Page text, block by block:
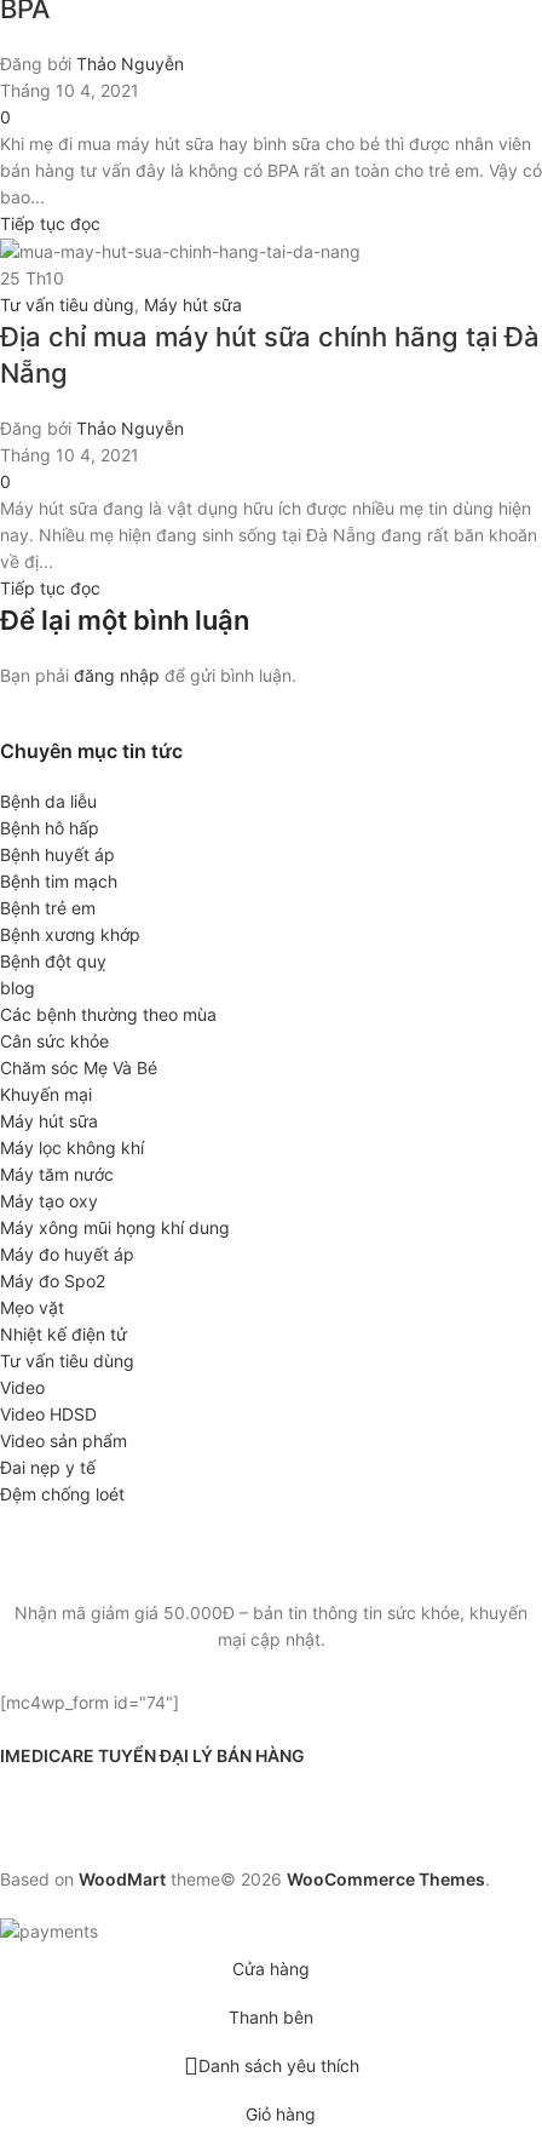
BPA
Đăng bởi Thảo Nguyễn
Tháng 10 4, 2021
0
Khi mẹ đi mua máy hút sữa hay bình sữa cho bé thì được nhân viên
bán hàng tư vấn đây là không có BPA rất an toàn cho trẻ em. Vậy có
bao...
Tiếp tục đọc
25 Th10
Tư vấn tiêu dùng, Máy hút sữa
Địa chỉ mua máy hút sữa chính hãng tại Đà
Nẵng
Đăng bởi Thảo Nguyễn
Tháng 10 4, 2021
0
Máy hút sữa đang là vật dụng hữu ích được nhiều mẹ tin dùng hiện
nay. Nhiều mẹ hiện đang sinh sống tại Đà Nẵng đang rất băn khoăn
về đị...
Tiếp tục đọc
Để lại một bình luận
Bạn phải đăng nhập để gửi bình luận.
Chuyên mục tin tức
Bệnh da liễu
Bệnh hô hấp
Bệnh huyết áp
Bệnh tim mạch
Bệnh trẻ em
Bệnh xương khớp
Bệnh đột quỵ
blog
Các bệnh thường theo mùa
Cân sức khỏe
Chăm sóc Mẹ Và Bé
Khuyến mại
Máy hút sữa
Máy lọc không khí
Máy tăm nước
Máy tạo oxy
Máy xông mũi họng khí dung
Máy đo huyết áp
Máy đo Spo2
Mẹo vặt
Nhiệt kế điện tử
Tư vấn tiêu dùng
Video
Video HDSD
Video sản phẩm
Đai nẹp y tế
Đệm chống loét
Nhận mã giảm giá 50.000Đ – bản tin thông tin sức khỏe, khuyến
mại cập nhật.
[mc4wp_form id="74"]
IMEDICARE TUYỂN ĐẠI LÝ BÁN HÀNG
Based on WoodMart theme© 2026 WooCommerce Themes.
Cửa hàng
Thanh bên
Danh sách yêu thích
Giỏ hàng